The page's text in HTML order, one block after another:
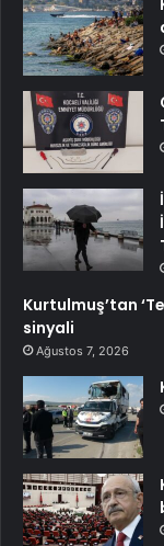
Kurtulmuş’tan
sinyali
Ağustos 7, 2026